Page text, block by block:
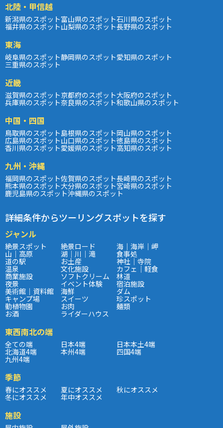
北陸・甲信越
新潟県のスポット富山県のスポット石川県のスポット
福井県のスポット山梨県のスポット長野県のスポット
東海
岐阜県のスポット静岡県のスポット愛知県のスポット
三重県のスポット
近畿
滋賀県のスポット京都府のスポット大阪府のスポット
兵庫県のスポット奈良県のスポット和歌山県のスポット
中国・四国
鳥取県のスポット島根県のスポット岡山県のスポット
広島県のスポット山口県のスポット徳島県のスポット
香川県のスポット愛媛県のスポット高知県のスポット
九州・沖縄
福岡県のスポット佐賀県のスポット長崎県のスポット
熊本県のスポット大分県のスポット宮崎県のスポット
鹿児島県のスポット沖縄県のスポット
詳細条件からツーリングスポットを探す
ジャンル
絶景スポット 絶景ロード 海｜海岸｜岬
山｜高原 湖｜川｜滝 食事処
道の駅 お土産 神社｜寺院
温泉 文化施設 カフェ｜軽食
商業施設 ソフトクリーム 林道
夜景 イベント体験 宿泊施設
美術館｜資料館 海鮮 ダム
キャンプ場 スイーツ 珍スポット
動植物園 お肉 麺類
お酒 ライダーハウス
東西南北の端
全ての端 日本4端 日本本土4端
北海道4端 本州4端 四国4端
九州4端
季節
春にオススメ 夏にオススメ 秋にオススメ
冬にオススメ 年中オススメ
施設